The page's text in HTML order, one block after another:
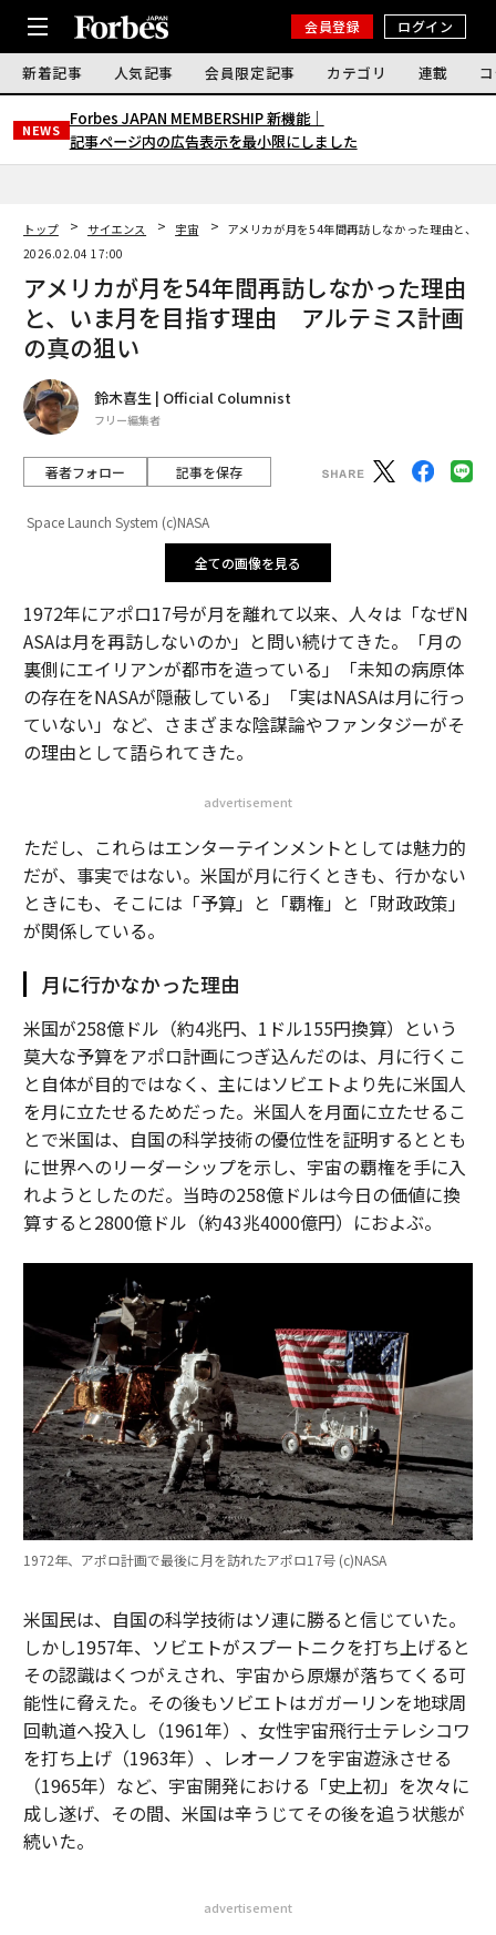
会員登録 ログイン
新着記事 人気記事 会員限定記事 カテゴリ 連載
NEWS
Forbes JAPAN MEMBERSHIP 新機能｜
記事ページ内の広告表示を最小限にしました
トップ サイエンス 宇宙
アメリカが月を54年間再訪しなかった理由と、
2026.02.04 17:00
アメリカが月を54年間再訪しなかった理由
と、いま月を目指す理由 アルテミス計画
の真の狙い
鈴木喜生 | Official Columnist
フリー編集者
著者フォロー 記事を保存
Space Launch System (c)NASA
全ての画像を見る
1972年にアポロ17号が月を離れて以来、人々は「なぜN
ASAは月を再訪しないのか」と問い続けてきた。「月の
裏側にエイリアンが都市を造っている」「未知の病原体
の存在をNASAが隠蔽している」「実はNASAは月に行っ
ていない」など、さまざまな陰謀論やファンタジーがそ
の理由として語られてきた。
advertisement
ただし、これらはエンターテインメントとしては魅力的
だが、事実ではない。米国が月に行くときも、行かない
ときにも、そこには「予算」と「覇権」と「財政政策」
が関係している。
月に行かなかった理由
米国が258億ドル（約4兆円、1ドル155円換算）という
莫大な予算をアポロ計画につぎ込んだのは、月に行くこ
と自体が目的ではなく、主にはソビエトより先に米国人
を月に立たせるためだった。米国人を月面に立たせるこ
とで米国は、自国の科学技術の優位性を証明するととも
に世界へのリーダーシップを示し、宇宙の覇権を手に入
れようとしたのだ。当時の258億ドルは今日の価値に換
算すると2800億ドル（約43兆4000億円）におよぶ。
1972年、アポロ計画で最後に月を訪れたアポロ17号 (c)NASA
米国民は、自国の科学技術はソ連に勝ると信じていた。
しかし1957年、ソビエトがスプートニクを打ち上げると
その認識はくつがえされ、宇宙から原爆が落ちてくる可
能性に脅えた。その後もソビエトはガガーリンを地球周
回軌道へ投入し（1961年）、女性宇宙飛行士テレシコワ
を打ち上げ（1963年）、レオーノフを宇宙遊泳させる
（1965年）など、宇宙開発における「史上初」を次々に
成し遂げ、その間、米国は辛うじてその後を追う状態が
続いた。
advertisement